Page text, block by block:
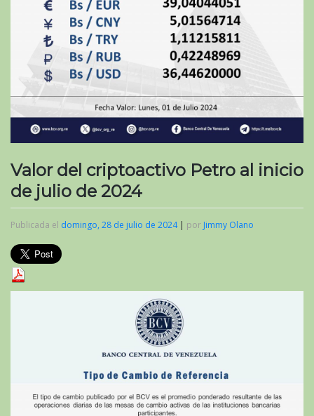
Valor del criptoactivo Petro al inicio
de julio de 2024
Publicada el domingo, 28 de julio de 2024| por Jimmy Olano